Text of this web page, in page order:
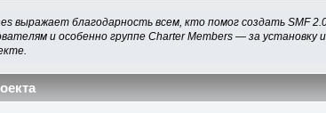
выражает благодарность всем, кто помог создать SMF
и особенно группе Charter Members — за установку